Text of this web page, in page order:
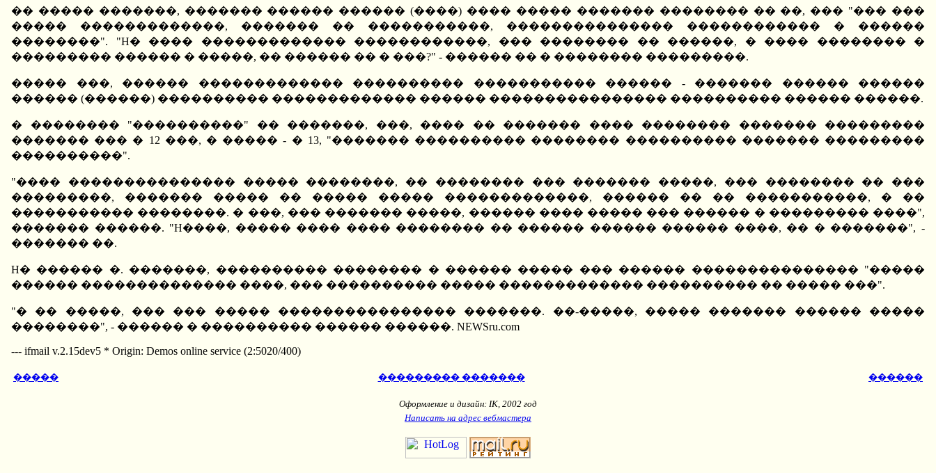
�� ����� �������, ������� ������ ������ (����) ���� ����� ������� �������� �� ��, ��� "��� ���
����� �������������, ������� �� �����������, ��������������� ������������ � ������
��������". "H� ���� ������������� ������������, ��� �������� �� ������, � ���� �������� �
��������� ������ � �����, �� ������ �� � ���?" - ������ �� � �������� ���������.
����� ���, ������ ������������� ���������� ����������� ������ - ������� ������ ������
������ (������) ���������� ������������� ������ ���������������� ���������� ������ ������.
� �������� "����������" �� �������, ���, ���� �� ������� ���� �������� ������� ���������
������� ��� � 12 ���, � ����� - � 13, "������� ���������� �������� ���������� ������� ���������
����������".
"���� ��������������� ����� ��������, �� �������� ��� ������� �����, ��� �������� �� ���
���������, ������� ����� �� ����� ����� �������������, ������ �� �� �����������, � ��
����������� ��������. � ���, ��� ������� �����, ������ ���� ����� ��� ������ � ��������� ����",
������� ������. "H����, ����� ���� ���� �������� �� ������ ������ ������ ����, �� � �������", -
������� ��.
H� ������ �. �������, ���������� �������� � ������ ����� ��� ������ ��������������� "�����
������ �������������� ����, ��� ���������� ����� ������������� ���������� �� ����� ���".
"� �� �����, ��� ��� ����� ���������������� �������. ��-�����, ����� ������� ������ �����
��������", - ������ � ���������� ������ ������. NEWSru.com
--- ifmail v.2.15dev5 * Origin: Demos online service (2:5020/400)
����� ��������� ������� ������
Оформление и дизайн: IK, 2002 год
Написать на адрес вебмастера